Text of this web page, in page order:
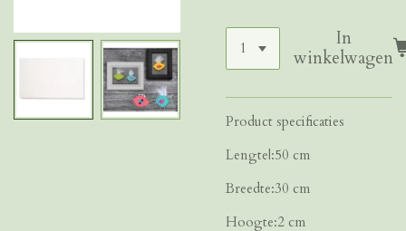
In
winkelwagen
Product specificaties
Lengte|:50 cm
Breedte:30 cm
Hoogte:2 cm